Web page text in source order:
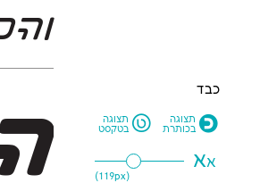
כבד
O תצוגה
בכותרת
L תצוגה
בטקסט
אא
(
119px)